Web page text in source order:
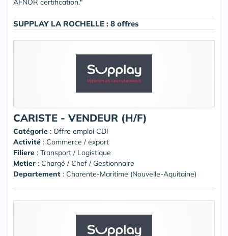
AFNOR certification."
SUPPLAY LA ROCHELLE : 8 offres
CARISTE - VENDEUR (H/F)
Catégorie : Offre emploi CDI
Activité : Commerce / export
Filiere : Transport / Logistique
Metier : Chargé / Chef / Gestionnaire
Departement : Charente-Maritime (Nouvelle-Aquitaine)